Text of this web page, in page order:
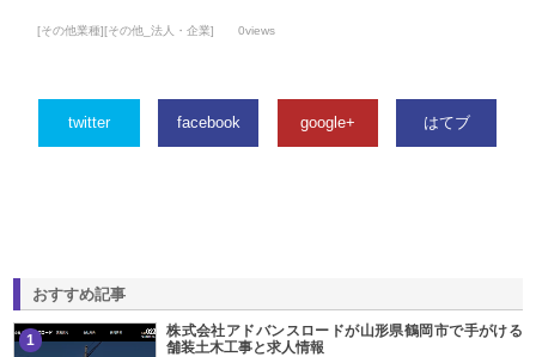
[その他業種][その他_法人・企業] 0views
twitter facebook google+ はてブ
おすすめ記事
1
株式会社アドバンスロードが山形県鶴岡市で手がける
舗装土木工事と求人情報